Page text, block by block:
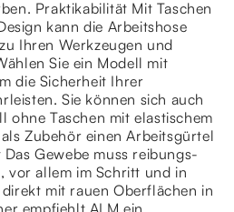
Praktikabilität Mit Taschen
kann die Arbeitshose
Ihren Werkzeugen und
Sie ein Modell mit
die Sicherheit Ihrer
Sie können sich auch
ohne Taschen mit elastischem
Zubehör einen Arbeitsgürtel
Gewebe muss reibungs-
vor allem im Schritt und in
mit rauen Oberflächen in
empfiehlt ALM ein